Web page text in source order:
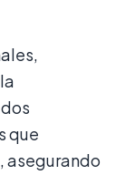
que
asegurando